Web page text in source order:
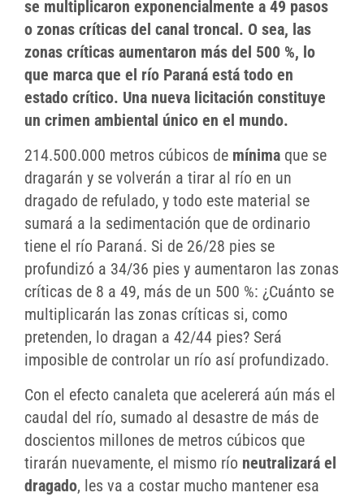
se multiplicaron exponencialmente a 49 pasos
o zonas críticas del canal troncal. O sea, las
zonas críticas aumentaron más del 500 %, lo
que marca que el río Paraná está todo en
estado crítico. Una nueva licitación constituye
un crimen ambiental único en el mundo.
214.500.000 metros cúbicos de mínima que se
dragarán y se volverán a tirar al río en un
dragado de refulado, y todo este material se
sumará a la sedimentación que de ordinario
tiene el río Paraná. Si de 26/28 pies se
profundizó a 34/36 pies y aumentaron las zonas
críticas de 8 a 49, más de un 500 %: ¿Cuánto se
multiplicarán las zonas críticas si, como
pretenden, lo dragan a 42/44 pies? Será
imposible de controlar un río así profundizado.
Con el efecto canaleta que acelererá aún más el
caudal del río, sumado al desastre de más de
doscientos millones de metros cúbicos que
tirarán nuevamente, el mismo río neutralizará el
dragado, les va a costar mucho mantener esa